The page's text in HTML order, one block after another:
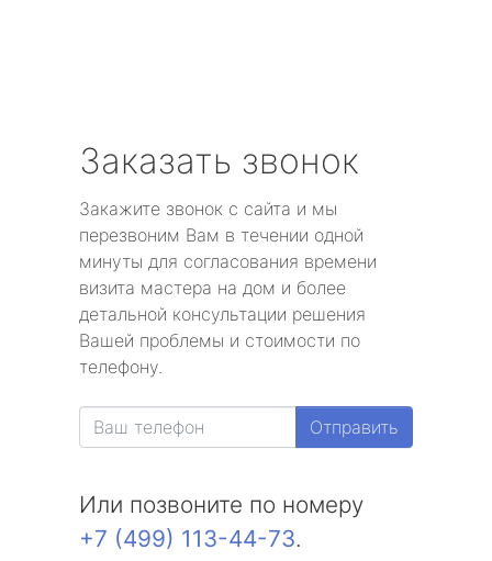
Заказать звонок
Закажите звонок с сайта и мы
перезвоним Вам в течении одной
минуты для согласования времени
визита мастера на дом и более
детальной консультации решения
Вашей проблемы и стоимости по
телефону.
Отправить
Или позвоните по номеру
+7 (499) 113-44-73.